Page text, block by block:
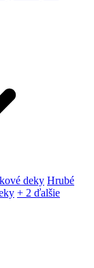
deky Hrubé
+ 2 ďalšie